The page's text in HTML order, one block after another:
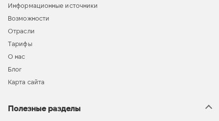
Информационные источники
Возможности
Отрасли
Тарифы
О нас
Блог
Карта сайта
Полезные разделы